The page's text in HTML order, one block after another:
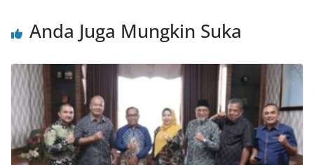
Anda Juga Mungkin Suka